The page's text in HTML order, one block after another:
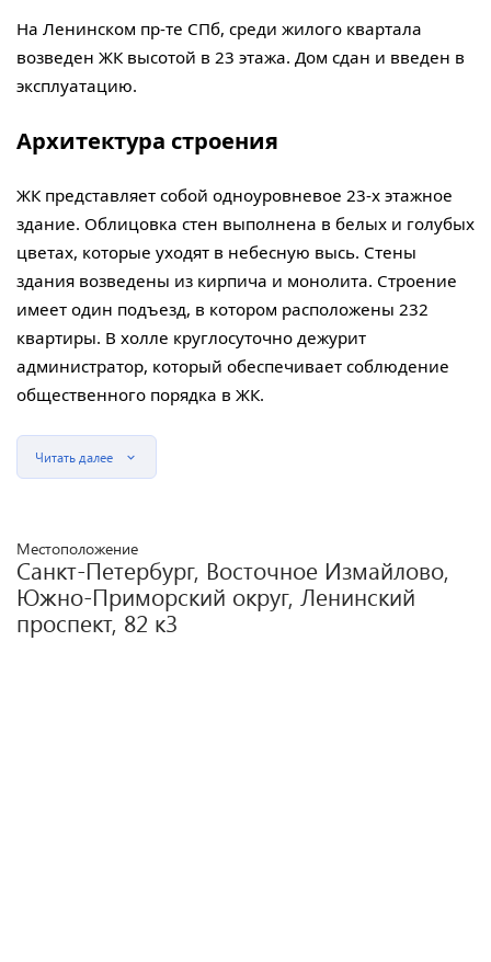
На Ленинском пр-те СПб, среди жилого квартала
возведен ЖК высотой в 23 этажа. Дом сдан и введен в
эксплуатацию.
Архитектура строения
ЖК представляет собой одноуровневое 23-х этажное
здание. Облицовка стен выполнена в белых и голубых
цветах, которые уходят в небесную высь. Стены
здания возведены из кирпича и монолита. Строение
имеет один подъезд, в котором расположены 232
квартиры. В холле круглосуточно дежурит
администратор, который обеспечивает соблюдение
общественного порядка в ЖК.
Читать далее
Местоположение
Санкт-Петербург, Восточное Измайлово,
Южно-Приморский округ, Ленинский
проспект, 82 к3